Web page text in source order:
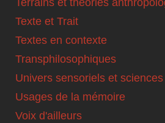
Terrains et théories
Texte et Trait
Textes en contexte
Transphilosophiques
Univers sensoriels et
Usages de la mémoire
Voix d'ailleurs